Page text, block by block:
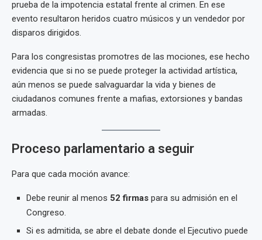
prueba de la impotencia estatal frente al crimen. En ese
evento resultaron heridos cuatro músicos y un vendedor por
disparos dirigidos.
Para los congresistas promotres de las mociones, ese hecho
evidencia que si no se puede proteger la actividad artística,
aún menos se puede salvaguardar la vida y bienes de
ciudadanos comunes frente a mafias, extorsiones y bandas
armadas.
Proceso parlamentario a seguir
Para que cada moción avance:
Debe reunir al menos 52 firmas para su admisión en el
Congreso.
Si es admitida, se abre el debate donde el Ejecutivo puede